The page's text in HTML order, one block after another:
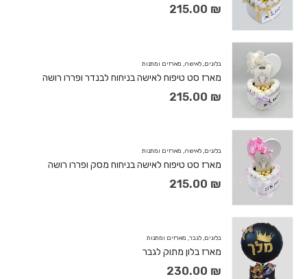
215.00 ₪
בלונים לאישה מארזים ומתנות
מארז סט טיפוח לאישה בניחוח לבנדר ופררו רושה
215.00 ₪
בלונים לאישה מארזים ומתנות
מארז סט טיפוח לאישה בניחוח מסק ופררו רושה
215.00 ₪
בלונים לגבר מארזים ומתנות
מארז בלון מתוק לגבר
230.00 ₪